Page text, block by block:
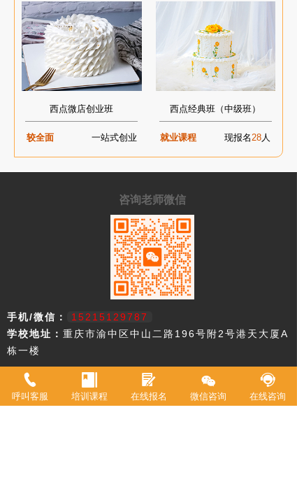
呼叫客服 培训课程 在线报名 微信咨询 在线咨询
西点微店创业班
较全面 一站式创业
西点经典班（中级班）
就业课程 现报名28人
咨询老师微信
手机/微信：
15215129787
学校地址： 重庆市渝中区中山二路196号附2号港天大厦A
栋一楼
重庆市欧艺职业技能培训学校，18年来专注西点技术教育，近年来迅速
升级为综合型职业学校。2021年被评定为职业技能等级鉴定机构。 我
校现有教室20余间，常驻专职教师20余名，并具有专业高等级职业技术